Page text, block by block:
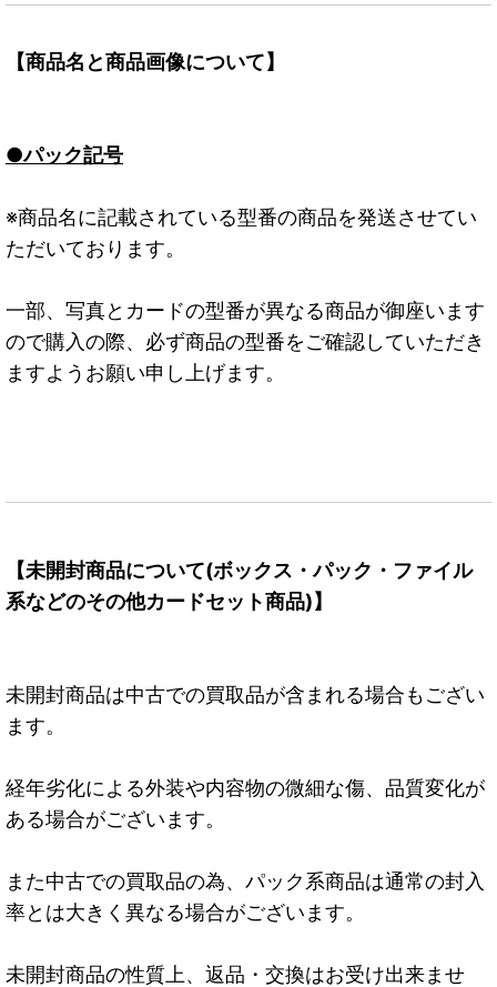
【商品名と商品画像について】
●パック記号
※商品名に記載されている型番の商品を発送させてい
ただいております。
一部、写真とカードの型番が異なる商品が御座います
ので購入の際、必ず商品の型番をご確認していただき
ますようお願い申し上げます。
【未開封商品について(ボックス・パック・ファイル
系などのその他カードセット商品)】
未開封商品は中古での買取品が含まれる場合もござい
ます。
経年劣化による外装や内容物の微細な傷、品質変化が
ある場合がございます。
また中古での買取品の為、パック系商品は通常の封入
率とは大きく異なる場合がございます。
未開封商品の性質上、返品・交換はお受け出来ませ